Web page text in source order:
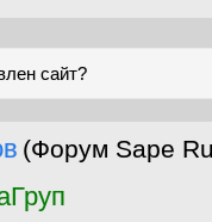
сайт?
(Форум Sape